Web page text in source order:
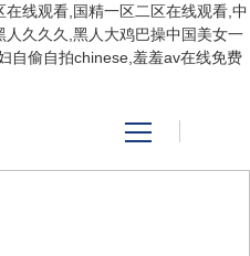
线观看,国精一区二区在线观看,中
久久久,黑人大鸡巴操中国美女一
自偷自拍chinese,羞羞av在线免费
心